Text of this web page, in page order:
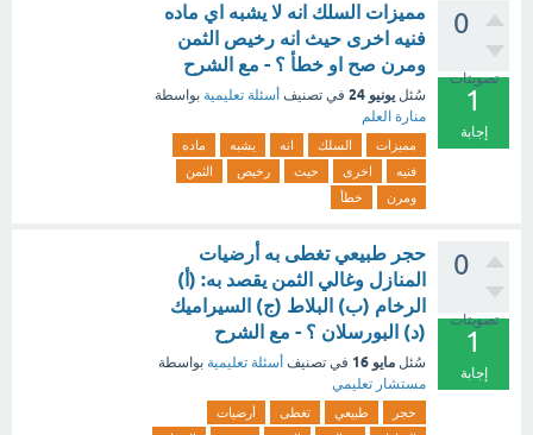
0
تصويتات
1
إجابة
مميزات السلك انه لا يشبه اي ماده
فنيه اخرى حيث انه رخيص الثمن
ومرن صح او خطأ ؟ - مع الشرح
سُئل يونيو 24 في تصنيف أسئلة تعليمية بواسطة
منارة العلم
مميزات السلك انه يشبه
ماده
فنيه
اخرى حيث رخيص
الثمن
ومرن
خطأ
0
تصويتات
1
إجابة
حجر طبيعي تغطى به أرضيات
المنازل وغالي الثمن يقصد به: (أ)
الرخام (ب) البلاط (ج) السيراميك
(د) البورسلان ؟ - مع الشرح
سُئل مايو 16 في تصنيف أسئلة تعليمية بواسطة
مستشار تعليمي
حجر طبيعي تغطى
أرضيات